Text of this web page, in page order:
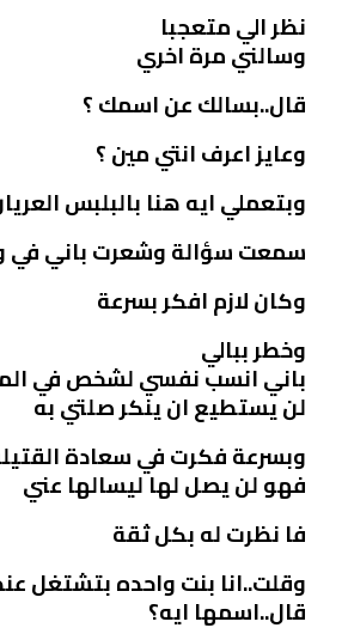
نظر الي متعجبا
وسالني مرة اخري
قال..بسالك عن اسمك ؟
وعايز اعرف انتي مين ؟
وبتعملي ايه هنا بالبلبس
سمعت سؤالة وشعرت باني في
وكان لازم افكر بسرعة
وخطر ببالي
باني انسب نفسي لشخص في
لن يستطيع ان ينكر صلتي به
وبسرعة فكرت في سعادة
فهو لن يصل لها ليسالها عني
فا نظرت له بكل ثقة
وقلت..انا بنت واحده بتشتغل
قال..اسمها ايه؟